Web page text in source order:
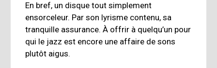
En bref, un disque tout simplement
ensorceleur. Par son lyrisme contenu, sa
tranquille assurance. À offrir à quelqu’un pour
qui le jazz est encore une affaire de sons
plutôt aigus.